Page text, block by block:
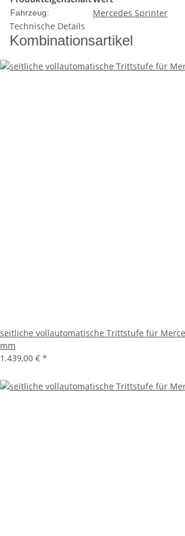
Fahrzeug:
Mercedes Sprinter
Technische Details
Kombinationsartikel
seitliche vollautomatische Trittstufe für
mm
1.439,00 € *